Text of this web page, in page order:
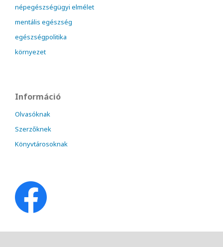
népegészségügyi elmélet
mentális egészség
egészségpolitika
környezet
Információ
Olvasóknak
Szerzőknek
Könyvtárosoknak